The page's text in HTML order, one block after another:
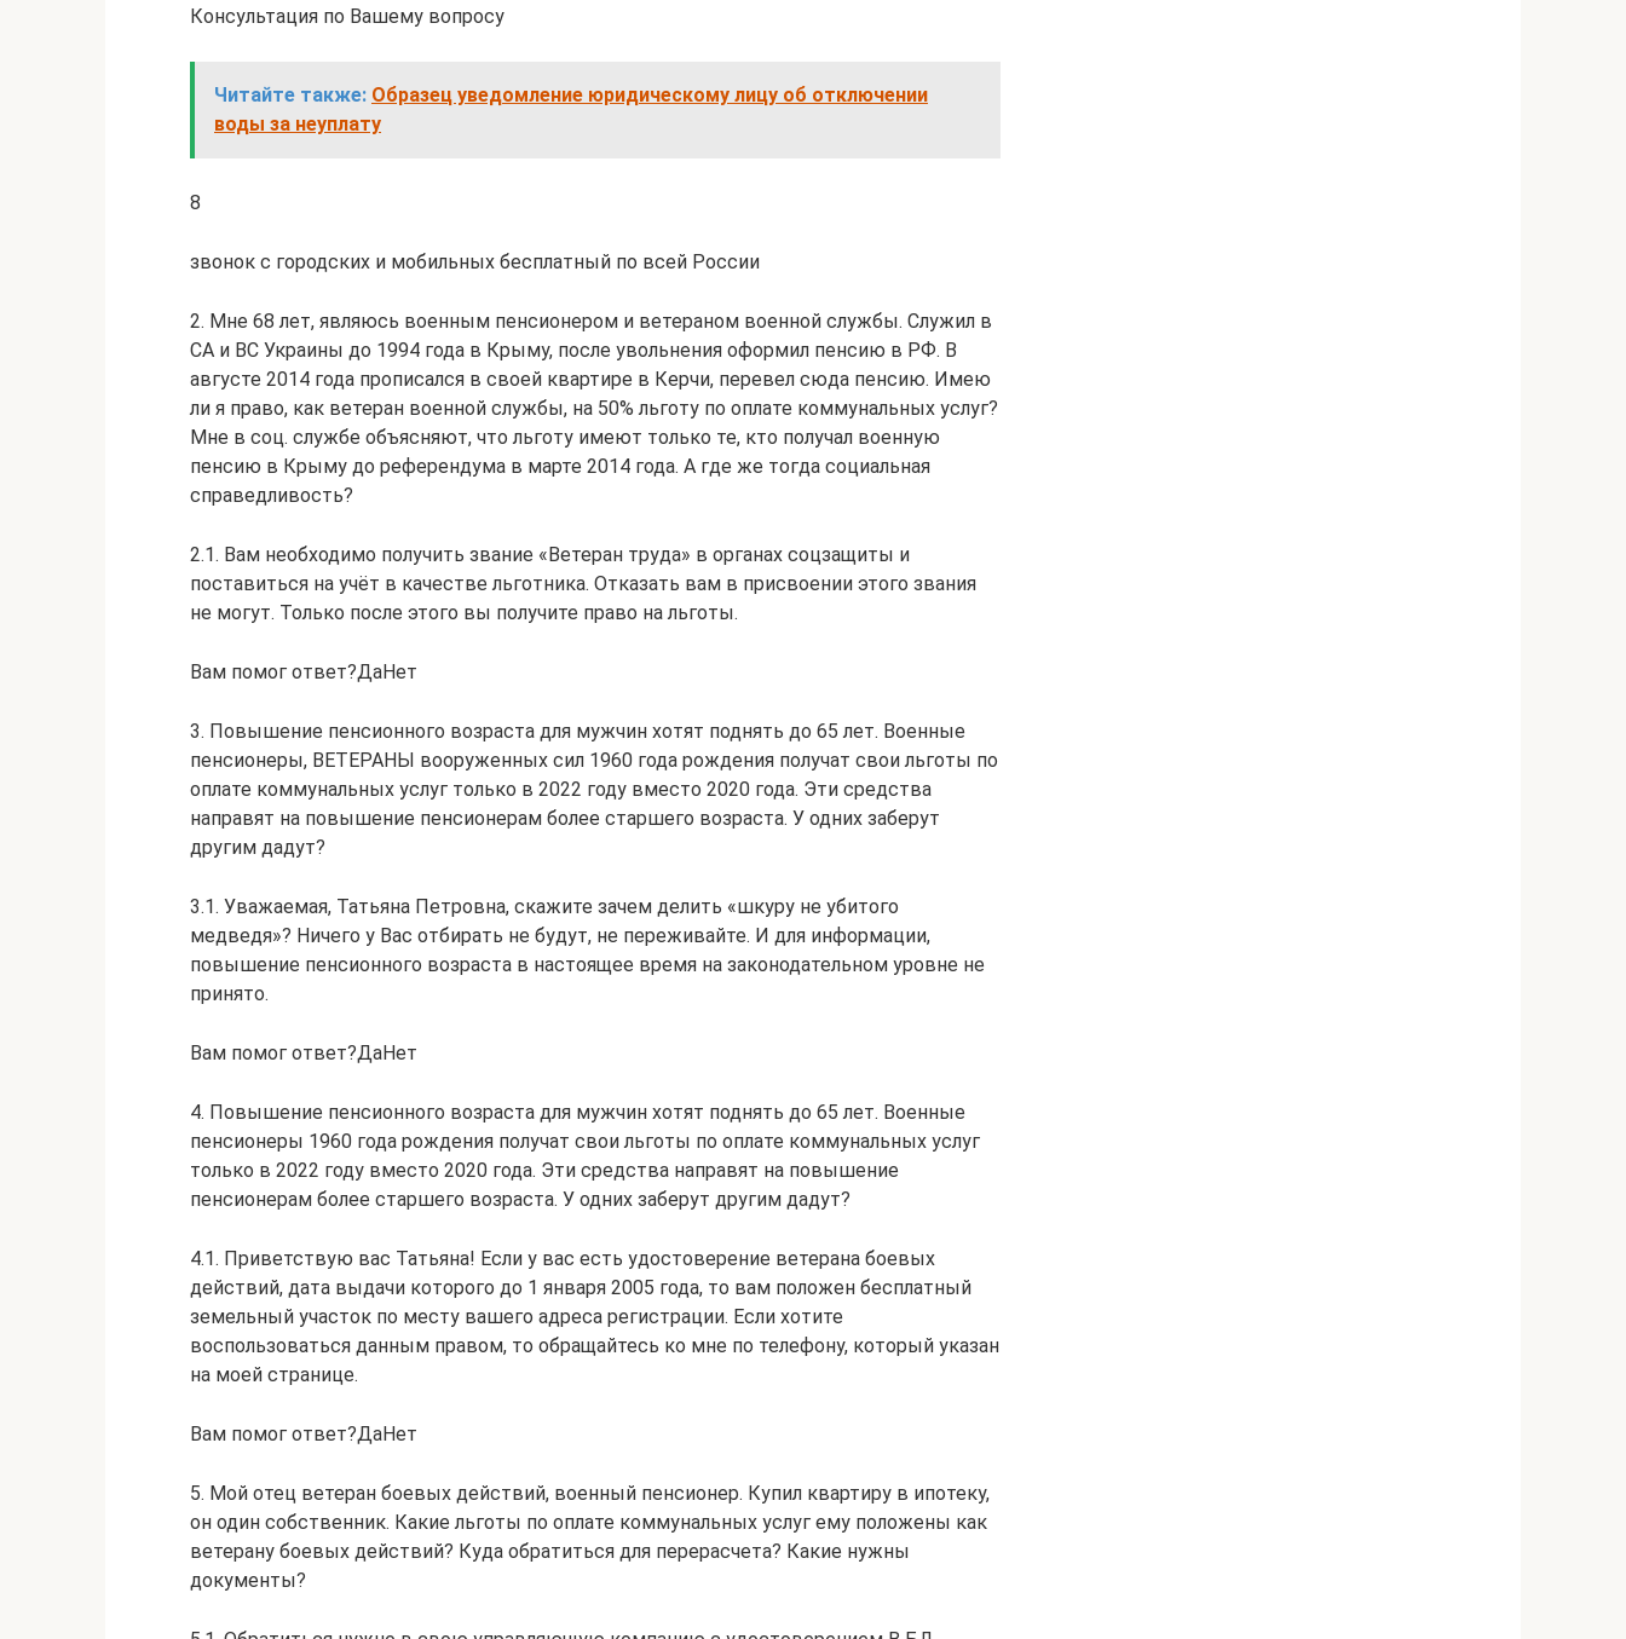
Консультация по Вашему вопросу
Читайте также: Образец уведомление юридическому лицу об отключении
воды за неуплату
8
звонок с городских и мобильных бесплатный по всей России
2. Мне 68 лет, являюсь военным пенсионером и ветераном военной службы. Служил в
СА и ВС Украины до 1994 года в Крыму, после увольнения оформил пенсию в РФ. В
августе 2014 года прописался в своей квартире в Керчи, перевел сюда пенсию. Имею
ли я право, как ветеран военной службы, на 50% льготу по оплате коммунальных услуг?
Мне в соц. службе объясняют, что льготу имеют только те, кто получал военную
пенсию в Крыму до референдума в марте 2014 года. А где же тогда социальная
справедливость?
2.1. Вам необходимо получить звание «Ветеран труда» в органах соцзащиты и
поставиться на учёт в качестве льготника. Отказать вам в присвоении этого звания
не могут. Только после этого вы получите право на льготы.
Вам помог ответ?ДаНет
3. Повышение пенсионного возраста для мужчин хотят поднять до 65 лет. Военные
пенсионеры, ВЕТЕРАНЫ вооруженных сил 1960 года рождения получат свои льготы по
оплате коммунальных услуг только в 2022 году вместо 2020 года. Эти средства
направят на повышение пенсионерам более старшего возраста. У одних заберут
другим дадут?
3.1. Уважаемая, Татьяна Петровна, скажите зачем делить «шкуру не убитого
медведя»? Ничего у Вас отбирать не будут, не переживайте. И для информации,
повышение пенсионного возраста в настоящее время на законодательном уровне не
принято.
Вам помог ответ?ДаНет
4. Повышение пенсионного возраста для мужчин хотят поднять до 65 лет. Военные
пенсионеры 1960 года рождения получат свои льготы по оплате коммунальных услуг
только в 2022 году вместо 2020 года. Эти средства направят на повышение
пенсионерам более старшего возраста. У одних заберут другим дадут?
4.1. Приветствую вас Татьяна! Если у вас есть удостоверение ветерана боевых
действий, дата выдачи которого до 1 января 2005 года, то вам положен бесплатный
земельный участок по месту вашего адреса регистрации. Если хотите
воспользоваться данным правом, то обращайтесь ко мне по телефону, который указан
на моей странице.
Вам помог ответ?ДаНет
5. Мой отец ветеран боевых действий, военный пенсионер. Купил квартиру в ипотеку,
он один собственник. Какие льготы по оплате коммунальных услуг ему положены как
ветерану боевых действий? Куда обратиться для перерасчета? Какие нужны
документы?